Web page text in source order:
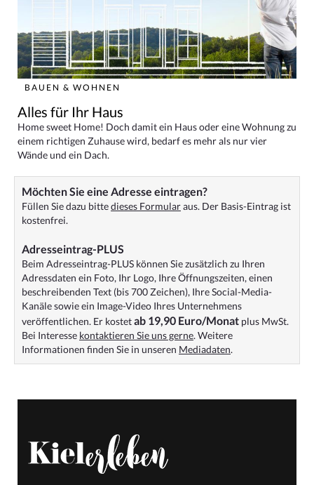
BAUEN & WOHNEN
Alles für Ihr Haus
Home sweet Home! Doch damit ein Haus oder eine Wohnung zu
einem richtigen Zuhause wird, bedarf es mehr als nur vier
Wände und ein Dach.
Möchten Sie eine Adresse eintragen?
Füllen Sie dazu bittedieses Formularaus. Der Basis-Eintrag ist
kostenfrei.
Adresseintrag-PLUS
Beim Adresseintrag-PLUS können Sie zusätzlich zu Ihren
Adressdaten ein Foto, Ihr Logo, Ihre Öffnungszeiten, einen
beschreibenden Text (bis 700 Zeichen), Ihre Social-Media-
Kanäle sowie ein Image-Video Ihres Unternehmens
veröffentlichen. Er kostetab 19,90 Euro/Monat plus MwSt.
Bei Interesse kontaktieren Sie uns gerne. Weitere
Informationen finden Sie in unseren Mediadaten.